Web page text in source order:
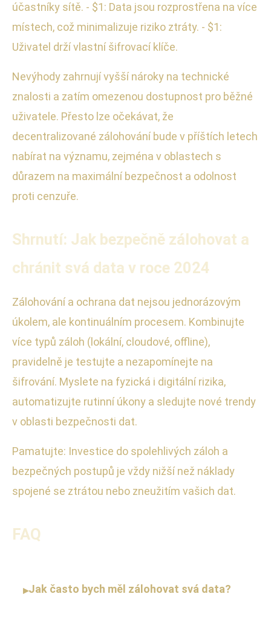
účastníky sítě. - $1: Data jsou rozprostřena na více
místech, což minimalizuje riziko ztráty. - $1:
Uživatel drží vlastní šifrovací klíče.
Nevýhody zahrnují vyšší nároky na technické
znalosti a zatím omezenou dostupnost pro běžné
uživatele. Přesto lze očekávat, že
decentralizované zálohování bude v příštích letech
nabírat na významu, zejména v oblastech s
důrazem na maximální bezpečnost a odolnost
proti cenzuře.
Shrnutí: Jak bezpečně zálohovat a
chránit svá data v roce 2024
Zálohování a ochrana dat nejsou jednorázovým
úkolem, ale kontinuálním procesem. Kombinujte
více typů záloh (lokální, cloudové, offline),
pravidelně je testujte a nezapomínejte na
šifrování. Myslete na fyzická i digitální rizika,
automatizujte rutinní úkony a sledujte nové trendy
v oblasti bezpečnosti dat.
Pamatujte: Investice do spolehlivých záloh a
bezpečných postupů je vždy nižší než náklady
spojené se ztrátou nebo zneužitím vašich dat.
FAQ
▸Jak často bych měl zálohovat svá data?